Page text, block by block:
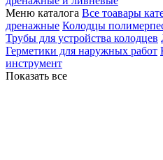
Меню каталога Все тоавары
дренажные Колодцы
Трубы для устройства колодцев
Герметики для наружных работ
инструмент
Показать все